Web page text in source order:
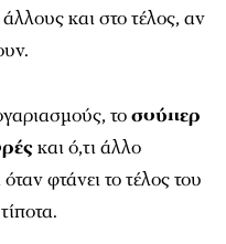
και στο τέλος, αν
τοσούπερ
και ό,τι άλλο
φτάνει το τέλος του